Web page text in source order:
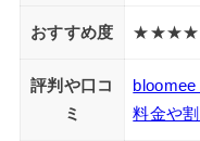
おすすめ度
評判や口コ
ミ
料金や